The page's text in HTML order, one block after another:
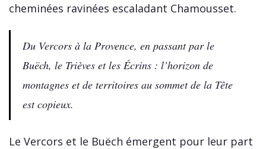
cheminées ravinées escaladant Chamousset.
Du Vercors à la Provence, en passant par le
Buëch, le Trièves et les Écrins : l’horizon de
montagnes et de territoires au sommet de la Tête
est copieux.
Le Vercors et le Buëch émergent pour leur part